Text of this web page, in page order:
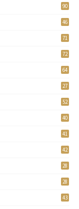
90
46
71
72
64
27
52
40
41
42
28
28
43